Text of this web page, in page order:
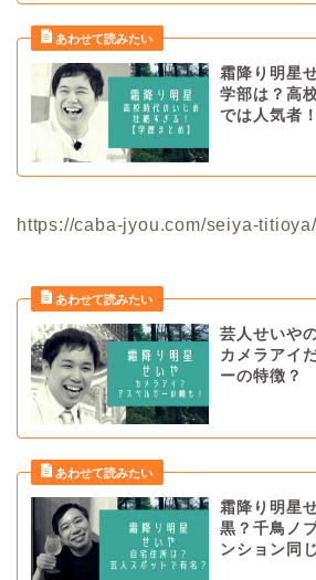
霜降り明星
学部は？高
では人気者！
https://caba-jyou.com/seiya-titioya/
芸人せいや
カメラアイ
ーの特徴？
霜降り明星
黒？千鳥ノ
ンション同